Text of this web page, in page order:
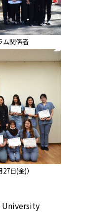
ム関係者
日(金)）
University